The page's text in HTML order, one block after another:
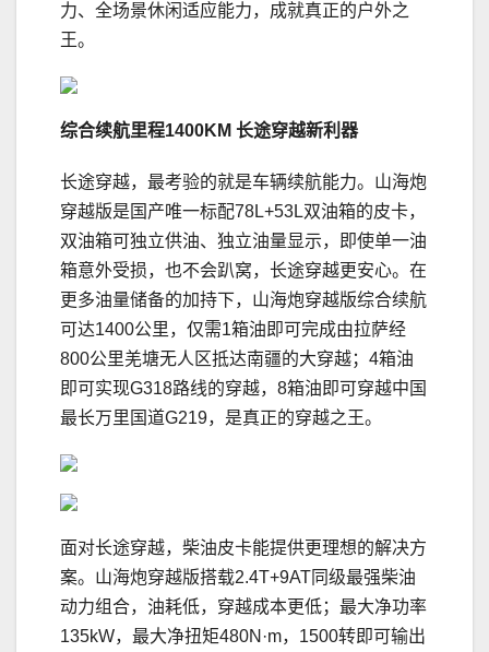
力、全场景休闲适应能力，成就真正的户外之
王。
综合续航里程1400KM 长途穿越新利器
长途穿越，最考验的就是车辆续航能力。山海炮
穿越版是国产唯一标配78L+53L双油箱的皮卡，
双油箱可独立供油、独立油量显示，即使单一油
箱意外受损，也不会趴窝，长途穿越更安心。在
更多油量储备的加持下，山海炮穿越版综合续航
可达1400公里，仅需1箱油即可完成由拉萨经
800公里羌塘无人区抵达南疆的大穿越；4箱油
即可实现G318路线的穿越，8箱油即可穿越中国
最长万里国道G219，是真正的穿越之王。
面对长途穿越，柴油皮卡能提供更理想的解决方
案。山海炮穿越版搭载2.4T+9AT同级最强柴油
动力组合，油耗低，穿越成本更低；最大净功率
135kW，最大净扭矩480N·m，1500转即可输出